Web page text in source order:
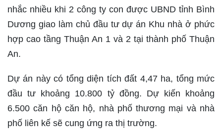
nhắc nhiều khi 2 công ty con được UBND tỉnh Bình
Dương giao làm chủ đầu tư dự án Khu nhà ở phức
hợp cao tầng Thuận An 1 và 2 tại thành phố Thuận
An.
Dự án này có tổng diện tích đất 4,47 ha, tổng mức
đầu tư khoảng 10.800 tỷ đồng. Dự kiến khoảng
6.500 căn hộ căn hộ, nhà phố thương mại và nhà
phố liên kế sẽ cung ứng ra thị trường.